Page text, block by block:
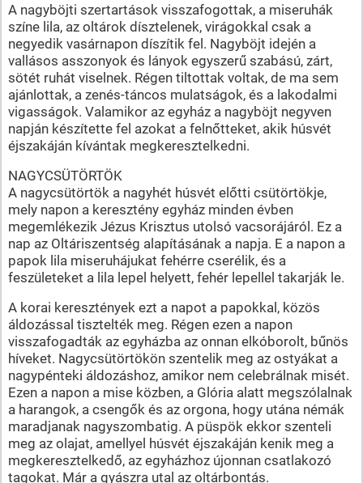
A nagyböjti szertartások visszafogottak, a miseruhák
színe lila, az oltárok dísztelenek, virágokkal csak a
negyedik vasárnapon díszítik fel. Nagyböjt idején a
vallásos asszonyok és lányok egyszerű szabású, zárt,
sötét ruhát viselnek. Régen tiltottak voltak, de ma sem
ajánlottak, a zenés-táncos mulatságok, és a lakodalmi
vigasságok. Valamikor az egyház a nagyböjt negyven
napján készítette fel azokat a felnőtteket, akik húsvét
éjszakáján kívántak megkeresztelkedni.
NAGYCSÜTÖRTÖK
A nagycsütörtök a nagyhét húsvét előtti csütörtökje,
mely napon a keresztény egyház minden évben
megemlékezik Jézus Krisztus utolsó vacsorájáról. Ez a
nap az Oltáriszentség alapításának a napja. E a napon a
papok lila miseruhájukat fehérre cserélik, és a
feszületeket a lila lepel helyett, fehér lepellel takarják le.
A korai keresztények ezt a napot a papokkal, közös
áldozással tisztelték meg. Régen ezen a napon
visszafogadták az egyházba az onnan elkóborolt, bűnös
híveket. Nagycsütörtökön szentelik meg az ostyákat a
nagypénteki áldozáshoz, amikor nem celebrálnak misét.
Ezen a napon a mise közben, a Glória alatt megszólalnak
a harangok, a csengők és az orgona, hogy utána némák
maradjanak nagyszombatig. A püspök ekkor szenteli
meg az olajat, amellyel húsvét éjszakáján kenik meg a
megkeresztelkedő, az egyházhoz újonnan csatlakozó
tagokat. Már a gyászra utal az oltárbontás.